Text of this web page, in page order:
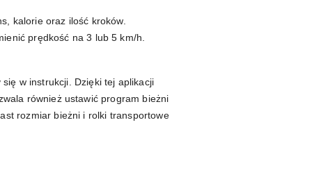
kalorie oraz ilość kroków.
prędkość na 3 lub 5 km/h.
się w instrukcji. Dzięki tej aplikacji
również ustawić program bieżni
rozmiar bieżni i rolki transportowe